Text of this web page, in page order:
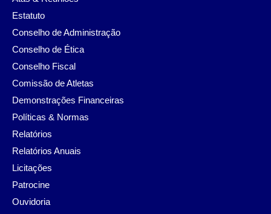
Estatuto
Conselho de Administração
Conselho de Ética
Conselho Fiscal
Comissão de Atletas
Demonstrações Financeiras
Políticas & Normas
Relatórios
Relatórios Anuais
Licitações
Patrocine
Ouvidoria